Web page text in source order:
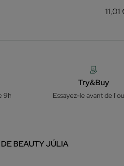
11,01
9h
Try&Buy
Essayez-le avant de
BEAUTY JÚLIA